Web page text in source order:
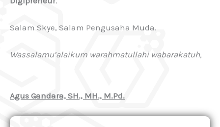
Salam Skye, Salam Pengusaha Muda.
Wassalamu’alaikum warahmatullahi wabarakatuh,
Agus Gandara, SH., MH., M.Pd.